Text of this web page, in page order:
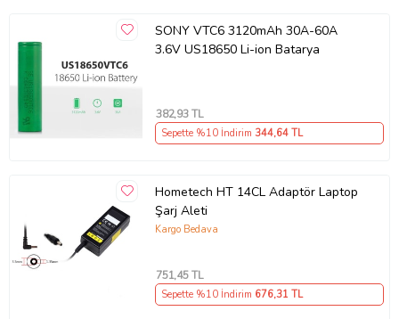
SONY VTC6 3120mAh 30A-60A
3.6V US18650 Li-ion Batarya
382,93 TL
Sepette %10 İndirim 344,64 TL
Hometech HT 14CL Adaptör Laptop
Şarj Aleti
Kargo Bedava
751,45 TL
Sepette %10 İndirim 676,31 TL